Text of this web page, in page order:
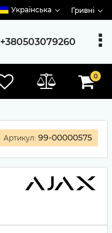
Українська Гривні
+380503079260
0
Артикул: 99-00000575